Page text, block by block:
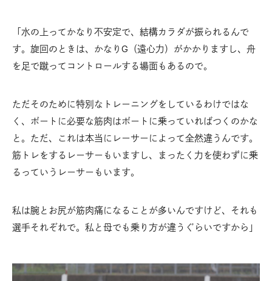
「水の上ってかなり不安定で、結構カラダが振られるんで
す。旋回のときは、かなりG（遠心力）がかかりますし、舟
を足で蹴ってコントロールする場面もあるので。
ただそのために特別なトレーニングをしているわけではな
く、ボートに必要な筋肉はボートに乗っていればつくのかな
と。ただ、これは本当にレーサーによって全然違うんです。
筋トレをするレーサーもいますし、まったく力を使わずに乗
るっていうレーサーもいます。
私は腕とお尻が筋肉痛になることが多いんですけど、それも
選手それぞれで。私と母でも乗り方が違うぐらいですから」